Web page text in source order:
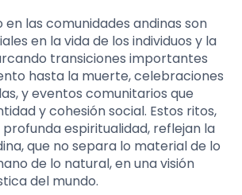
en las comunidades andinas son
en la vida de los individuos y la
transiciones importantes
hasta la muerte, celebraciones
y eventos comunitarios que
y cohesión social. Estos ritos,
profunda espiritualidad, reflejan la
que no separa lo material de lo
de lo natural, en una visión
del mundo.